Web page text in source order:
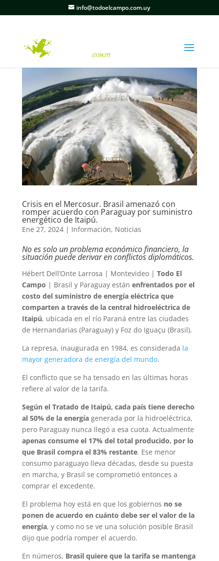
info@todoelcampo.com.uy
Crisis en el Mercosur. Brasil amenazó con
romper acuerdo con Paraguay por suministro
energético de Itaipú.
Ene 27, 2024| Información, Noticias
No es solo un problema económico financiero, la
situación puede derivar en conflictos diplomáticos.
Hébert Dell’Onte Larrosa | Montevideo | Todo El
Campo | Brasil y Paraguay están enfrentados por el
costo del suministro de energía eléctrica que
comparten a través de la central hidroeléctrica de
Itaipú, ubicada en el río Paraná entre las ciudades
de Hernandarias (Paraguay) y Foz do Iguaçu (Brasil).
La represa, inaugurada en 1984, es considerada la
mayor generadora de energía del mundo.
El conflicto que se ha tensado en las últimas horas
refiere al valor de la tarifa.
Según el Tratado de Itaipú, cada país tiene derecho
al 50% de la energíagenerada por la hidroeléctrica,
pero Paraguay nunca llegó a esa cuota. Actualmente
apenas consume el 17% del total producido, por lo
que Brasil compra el 83% restante. Ese menor
consumo paraguayo lleva décadas, desde su puesta
en marcha, y Brasil se comprometió entonces a
comprar el excedente.
El problema hoy está en que los gobiernos no se
ponen de acuerdo en cuánto debe ser el valor de la
energía, y como no se ve una solución posible Brasil
dijo que podría romper el acuerdo.
En números, Brasil quiere que la tarifa se mantenga